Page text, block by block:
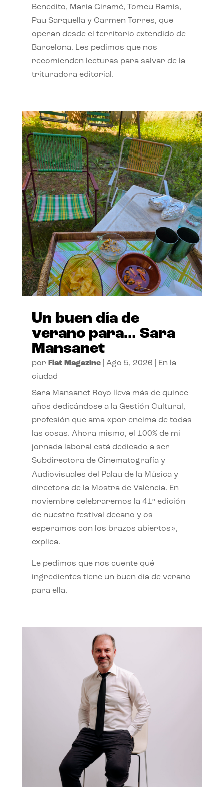
Benedito, Maria Giramé, Tomeu Ramis,
Pau Sarquella y Carmen Torres, que
operan desde el territorio extendido de
Barcelona. Les pedimos que nos
recomienden lecturas para salvar de la
trituradora editorial.
Un buen día de
verano para… Sara
Mansanet
por Flat Magazine| Ago 5, 2026
En la
ciudad
Sara Mansanet Royo lleva más de quince
años dedicándose a la Gestión Cultural,
profesión que ama «por encima de todas
las cosas. Ahora mismo, el 100% de mi
jornada laboral está dedicado a ser
Subdirectora de Cinematografía y
Audiovisuales del Palau de la Música y
directora de la Mostra de València. En
noviembre celebraremos la 41ª edición
de nuestro festival decano y os
esperamos con los brazos abiertos»,
explica.
Le pedimos que nos cuente qué
ingredientes tiene un buen día de verano
para ella.